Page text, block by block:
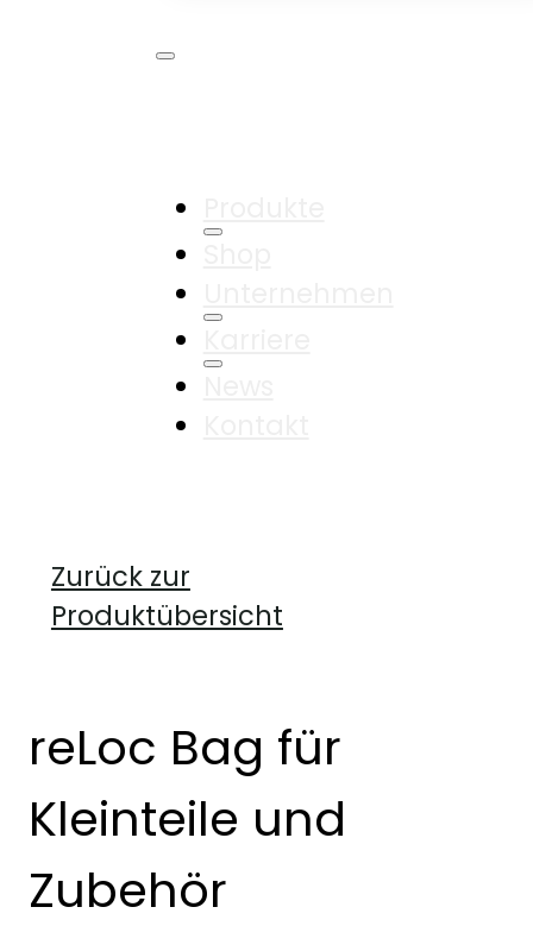
Zurück zur
Produktübersicht
reLoc Bag für
Kleinteile und
Zubehör